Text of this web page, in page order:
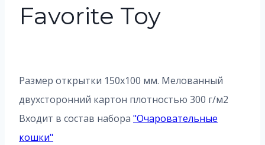
Favorite Toy
Размер открытки 150х100 мм. Мелованный
двухсторонний картон плотностью 300 г/м2
Входит в состав набора "Очаровательные
кошки"